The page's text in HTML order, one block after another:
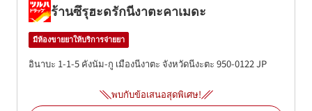
ร้านซึรุฮะดรักนีงาตะคาเมดะ
มีห้องขายยาให้บริการจ่ายยา
อินาบะ 1-1-5 คังนัม-กู เมืองนีงาตะ จังหวัดนีงะตะ 950-0122 JP
พบกับข้อเสนอสุดพิเศษ!